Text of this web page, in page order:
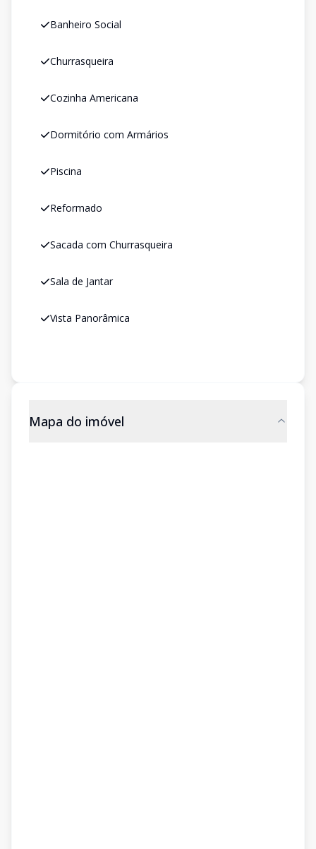
Banheiro Social
Churrasqueira
Cozinha Americana
Dormitório com Armários
Piscina
Reformado
Sacada com Churrasqueira
Sala de Jantar
Vista Panorâmica
Mapa do imóvel